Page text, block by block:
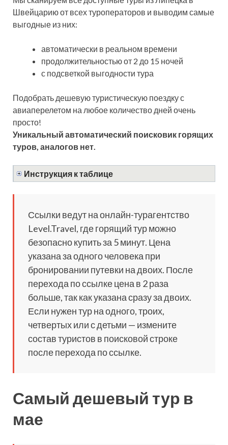
Швейцарию от всех туроператоров и выводим самые
выгодные из них:
автоматически в реальном времени
продолжительностью от 2 до 15 ночей
с подсветкой выгодности тура
Подобрать дешевую туристическую поездку с
авиаперелетом на любое количество дней очень
просто!
Уникальный автоматический поисковик горящих
туров, аналогов нет.
Инструкция к таблице
Ссылки ведут на онлайн-турагентство
Level.Travel, где горящий тур можно
безопасно купить за 5 минут. Цена
указана за одного человека при
бронировании путевки на двоих. После
перехода по ссылке цена в 2 раза
больше, так как указана сразу за двоих.
Если нужен тур на одного, троих,
четвертых или с детьми — измените
состав туристов в поисковой строке
после перехода по ссылке.
Самый дешевый тур в
мае